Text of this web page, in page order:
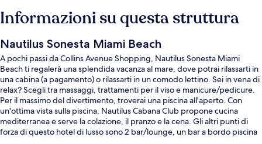
Informazioni su questa struttura
Nautilus Sonesta Miami Beach
A pochi passi da Collins Avenue Shopping, Nautilus Sonesta Miami
Beach ti regalerà una splendida vacanza al mare, dove potrai rilassarti in
una cabina (a pagamento) o rilassarti in un comodo lettino. Sei in vena di
relax? Scegli tra massaggi, trattamenti per il viso e manicure/pedicure.
Per il massimo del divertimento, troverai una piscina all'aperto. Con
un'ottima vista sulla piscina, Nautilus Cabana Club propone cucina
mediterranea e serve la colazione, il pranzo e la cena. Gli altri punti di
forza di questo hotel di lusso sono 2 bar/lounge, un bar a bordo piscina